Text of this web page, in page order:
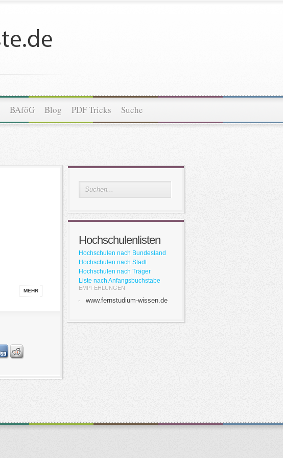
BAföG Blog PDF Tricks Suche
MEHR
Hochschulenlisten
Hochschulen nach Bundesland
Hochschulen nach Stadt
Hochschulen nach Träger
Liste nach Anfangsbuchstabe
EMPFEHLUNGEN
www.fernstudium-wissen.de